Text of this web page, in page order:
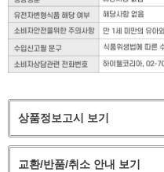
상품정보고시 보기
교환/반품/취소 안내 보기